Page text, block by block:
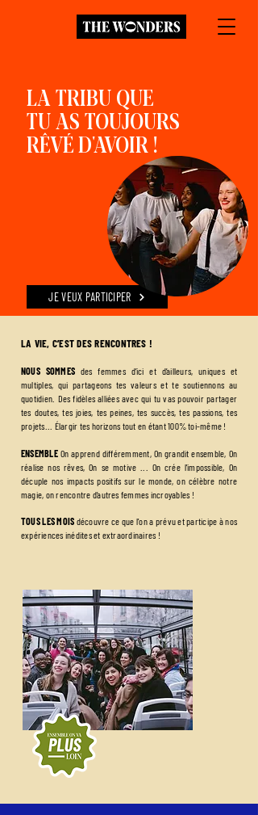
LA TRIBU QUE
TU AS TOUJOURS
RÊVÉ D'AVOIR !
JE VEUX PARTICIPER
LA VIE, C’EST DES RENCONTRES !
NOUS SOMMES des femmes d’ici et d’ailleurs, uniques et
multiples, qui partageons tes valeurs et te soutiennons au
quotidien. Des fidèles alliées avec qui tu vas pouvoir partager
tes doutes, tes joies, tes peines, tes succès, tes passions, tes
projets... Élargir tes horizons tout en étant 100% toi-même !
ENSEMBLEOn apprend différemment, On grandit ensemble, On
réalise nos rêves, On se motive ... On crée l'impossible, On
décuple nos impacts positifs sur le monde, on célèbre notre
magie, on rencontre d’autres femmes incroyables !
TOUS LES MOIS découvre ce que l'on a prévu et participe à nos
expériences inédites et extraordinaires !